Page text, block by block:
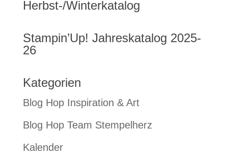
Herbst-/Winterkatalog
Stampin’Up! Jahreskatalog 2025-
26
Kategorien
Blog Hop Inspiration & Art
Blog Hop Team Stempelherz
Kalender